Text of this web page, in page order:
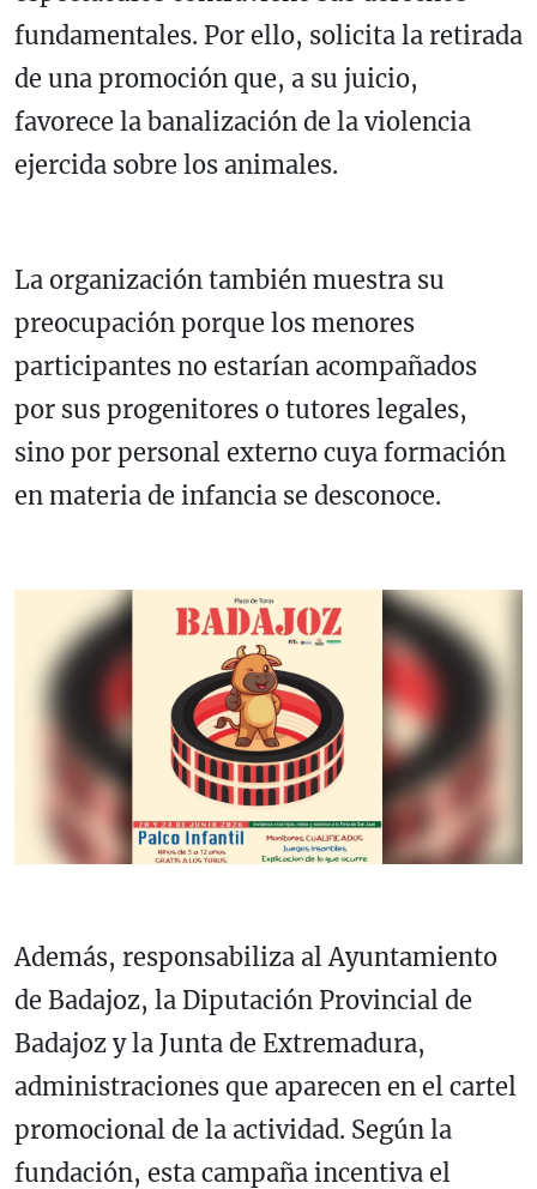
fundamentales. Por ello, solicita la retirada
de una promoción que, a su juicio,
favorece la banalización de la violencia
ejercida sobre los animales.
La organización también muestra su
preocupación porque los menores
participantes no estarían acompañados
por sus progenitores o tutores legales,
sino por personal externo cuya formación
en materia de infancia se desconoce.
Además, responsabiliza al Ayuntamiento
de Badajoz, la Diputación Provincial de
Badajoz y la Junta de Extremadura,
administraciones que aparecen en el cartel
promocional de la actividad. Según la
fundación, esta campaña incentiva el